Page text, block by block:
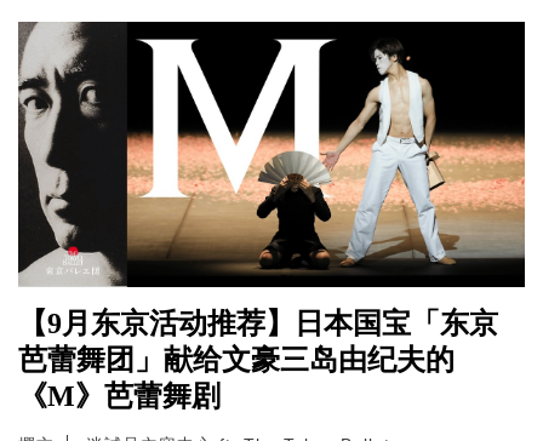
【9月东京活动推荐】日本国宝「东京
芭蕾舞团」献给文豪三岛由纪夫的
《M》芭蕾舞剧